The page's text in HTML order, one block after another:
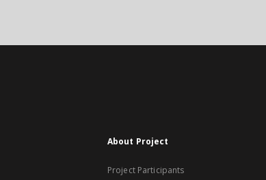
About Project
Project Participants